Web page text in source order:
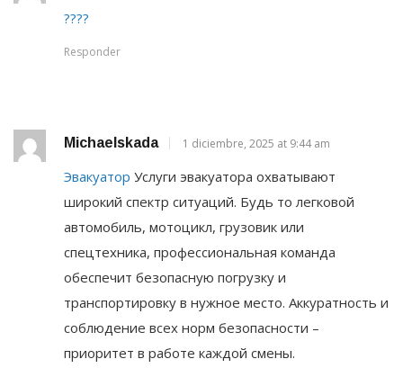
????
Responder
Michaelskada 1 diciembre, 2025 at 9:44 am
Эвакуатор Услуги эвакуатора охватывают
широкий спектр ситуаций. Будь то легковой
автомобиль, мотоцикл, грузовик или
спецтехника, профессиональная команда
обеспечит безопасную погрузку и
транспортировку в нужное место. Аккуратность и
соблюдение всех норм безопасности –
приоритет в работе каждой смены.